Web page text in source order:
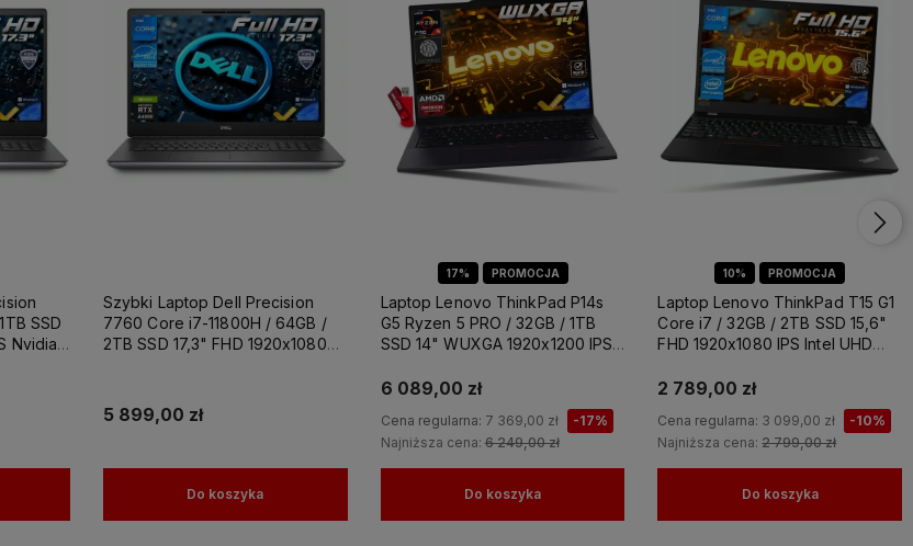
Laptop
SSD
Nvidia
Szybki Laptop Dell Precision
7760 Core i7-11800H / 64GB /
2TB SSD 17,3" FHD 1920x1080
do Grafiki Projektowania
5 899,00 zł
Do koszyka
17% PROMOCJA
Laptop Lenovo ThinkPad P14s
G5 Ryzen 5 PRO / 32GB / 1TB
SSD 14" WUXGA 1920x1200 IPS
6 089,00 zł
Cena regularna: 7 369,00 zł
-17%
Najniższa cena:6 249,00 zł
Do koszyka
10% PROMOCJA
Laptop Lenovo ThinkPad T15 G1
Core i7 / 32GB / 2TB SSD 15,6"
FHD 1920x1080 IPS Intel UHD
Domu
2 789,00 zł
Cena regularna: 3 099,00 zł
-10%
Najniższa cena:2 799,00 zł
Do koszyka